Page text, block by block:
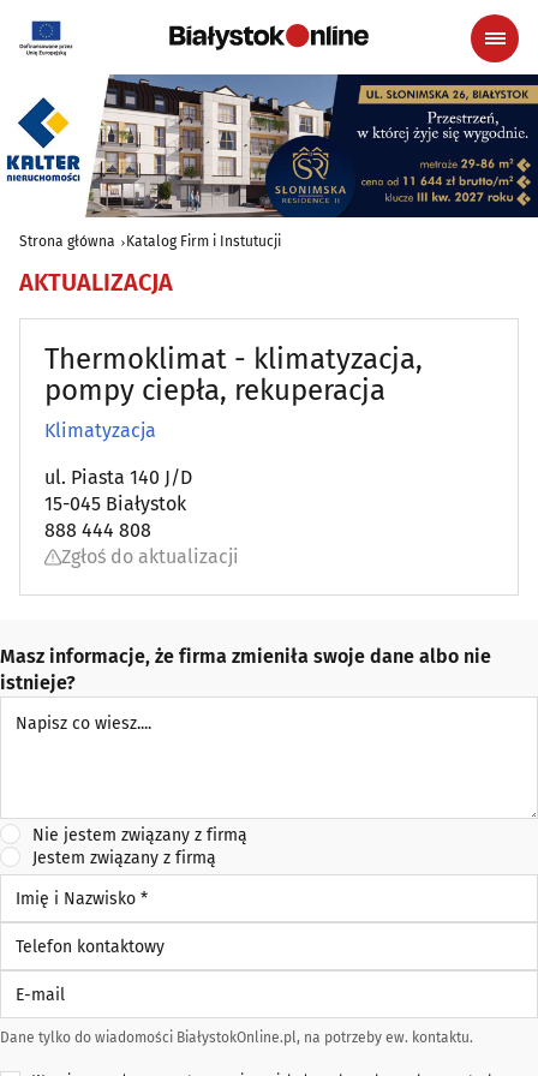
Strona główna Katalog Firm i Instutucji
AKTUALIZACJA
Thermoklimat - klimatyzacja,
pompy ciepła, rekuperacja
Klimatyzacja
ul. Piasta 140 J/D
15-045 Białystok
888 444 808
Zgłoś do aktualizacji
Masz informacje, że firma zmieniła swoje dane albo nie
istnieje?
Nie jestem związany z firmą
Jestem związany z firmą
Imię i Nazwisko *
Telefon kontaktowy
Dane tylko do wiadomości BiałystokOnline.pl, na potrzeby ew. kontaktu.